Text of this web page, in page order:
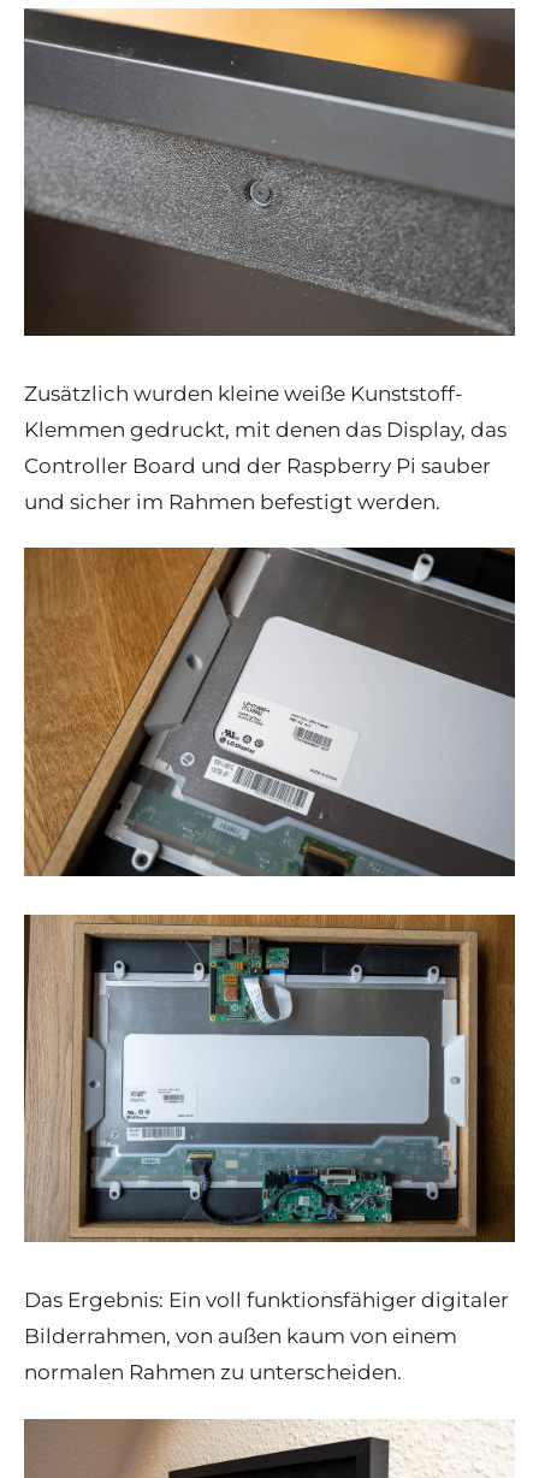
Zusätzlich wurden kleine weiße Kunststoff-
Klemmen gedruckt, mit denen das Display, das
Controller Board und der Raspberry Pi sauber
und sicher im Rahmen befestigt werden.
Das Ergebnis: Ein voll funktionsfähiger digitaler
Bilderrahmen, von außen kaum von einem
normalen Rahmen zu unterscheiden.